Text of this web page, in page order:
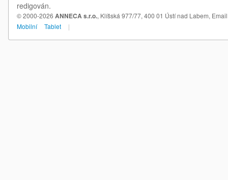
redigován.
© 2000-2026 ANNECA s.r.o., Klíšská 977/77, 400 01 Ústí nad Labem,
Mobilní
Tablet |